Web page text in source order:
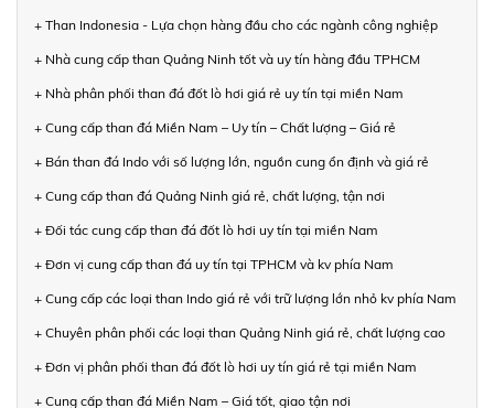
+ Than Indonesia - Lựa chọn hàng đầu cho các ngành công nghiệp
+ Nhà cung cấp than Quảng Ninh tốt và uy tín hàng đầu TPHCM
+ Nhà phân phối than đá đốt lò hơi giá rẻ uy tín tại miền Nam
+ Cung cấp than đá Miền Nam – Uy tín – Chất lượng – Giá rẻ
+ Bán than đá Indo với số lượng lớn, nguồn cung ổn định và giá rẻ
+ Cung cấp than đá Quảng Ninh giá rẻ, chất lượng, tận nơi
+ Đối tác cung cấp than đá đốt lò hơi uy tín tại miền Nam
+ Đơn vị cung cấp than đá uy tín tại TPHCM và kv phía Nam
+ Cung cấp các loại than Indo giá rẻ với trữ lượng lớn nhỏ kv phía Nam
+ Chuyên phân phối các loại than Quảng Ninh giá rẻ, chất lượng cao
+ Đơn vị phân phối than đá đốt lò hơi uy tín giá rẻ tại miền Nam
+ Cung cấp than đá Miền Nam – Giá tốt, giao tận nơi